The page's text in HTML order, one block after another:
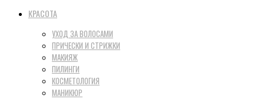
КРАСОТА
УХОД ЗА ВОЛОСАМИ
ПРИЧЕСКИ И СТРИЖКИ
МАКИЯЖ
ПИЛИНГИ
КОСМЕТОЛОГИЯ
МАНИКЮР